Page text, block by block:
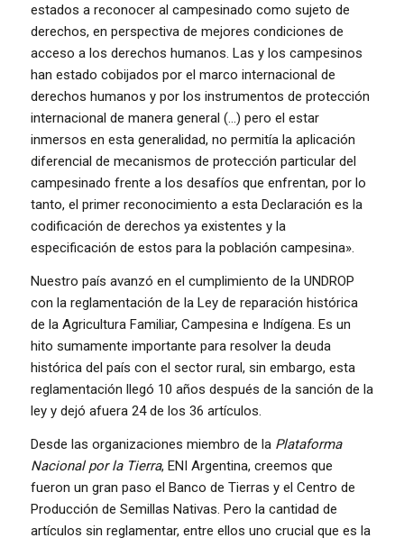
estados a reconocer al campesinado como sujeto de
derechos, en perspectiva de mejores condiciones de
acceso a los derechos humanos. Las y los campesinos
han estado cobijados por el marco internacional de
derechos humanos y por los instrumentos de protección
internacional de manera general (…) pero el estar
inmersos en esta generalidad, no permitía la aplicación
diferencial de mecanismos de protección particular del
campesinado frente a los desafíos que enfrentan, por lo
tanto, el primer reconocimiento a esta Declaración es la
codificación de derechos ya existentes y la
especificación de estos para la población campesina».
Nuestro país avanzó en el cumplimiento de la UNDROP
con la reglamentación de la Ley de reparación histórica
de la Agricultura Familiar, Campesina e Indígena. Es un
hito sumamente importante para resolver la deuda
histórica del país con el sector rural, sin embargo, esta
reglamentación llegó 10 años después de la sanción de la
ley y dejó afuera 24 de los 36 artículos.
Desde las organizaciones miembro de la Plataforma
Nacional por la Tierra, ENI Argentina, creemos que
fueron un gran paso el Banco de Tierras y el Centro de
Producción de Semillas Nativas. Pero la cantidad de
artículos sin reglamentar, entre ellos uno crucial que es la